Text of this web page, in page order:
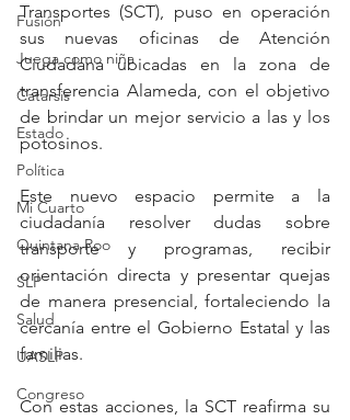
Fusión
Juega como niña
Catarsis
Estado
Política
Mi Cuarto
Quintana Roo
SLP
Salud
UASLP
Congreso
Transportes (SCT), puso en operación
sus nuevas oficinas de Atención
Ciudadana ubicadas en la zona de
transferencia Alameda, con el objetivo
de brindar un mejor servicio a las y los
potosinos.
Este nuevo espacio permite a la
ciudadanía resolver dudas sobre
transporte y programas, recibir
orientación directa y presentar quejas
de manera presencial, fortaleciendo la
cercanía entre el Gobierno Estatal y las
familias.
Con estas acciones, la SCT reafirma su